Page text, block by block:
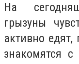
На
грызуны
активно
знакомятся